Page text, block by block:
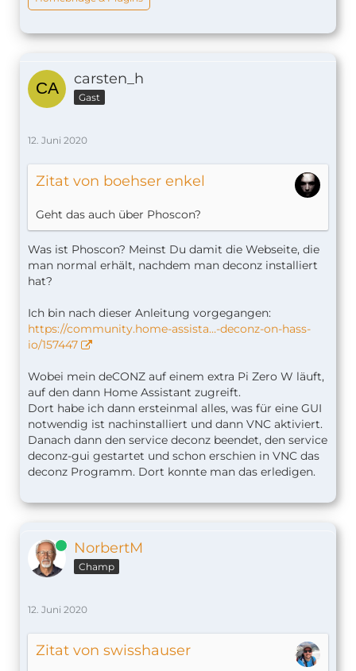
carsten_h
Gast
12. Juni 2020
Zitat von boehser enkel
Geht das auch über Phoscon?
Was ist Phoscon? Meinst Du damit die Webseite, die
man normal erhält, nachdem man deconz installiert
hat?
Ich bin nach dieser Anleitung vorgegangen:
https://community.home-assista…-deconz-on-hass-
io/157447
Wobei mein deCONZ auf einem extra Pi Zero W läuft,
auf den dann Home Assistant zugreift.
Dort habe ich dann ersteinmal alles, was für eine GUI
notwendig ist nachinstalliert und dann VNC aktiviert.
Danach dann den service deconz beendet, den service
deconz-gui gestartet und schon erschien in VNC das
deconz Programm. Dort konnte man das erledigen.
Online NorbertM
Champ
12. Juni 2020
Zitat von swisshauser